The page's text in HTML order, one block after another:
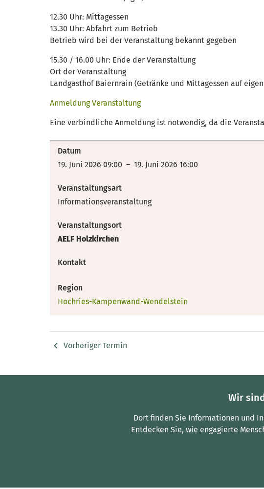
12.30 Uhr: Mittagessen
13.30 Uhr: Abfahrt zum Betrieb
Betrieb wird bei der Veranstaltung bekannt gegeben
15.30 / 16.00 Uhr: Ende der Veranstaltung
Ort der Veranstaltung
Landgasthof Baiernrain (Getränke und Mittagessen auf
Anmeldung Veranstaltung
Eine verbindliche Anmeldung ist notwendig, da die
Datum
19. Juni 2026 09:00 – 19. Juni 2026 16:00
Veranstaltungsart
Informationsveranstaltung
Veranstaltungsort
AELF Holzkirchen
Kontakt
Region
Hochries-Kampenwand-Wendelstein
Vorheriger Termin
Wir
Dort finden Sie Informationen und
Entdecken Sie, wie engagierte